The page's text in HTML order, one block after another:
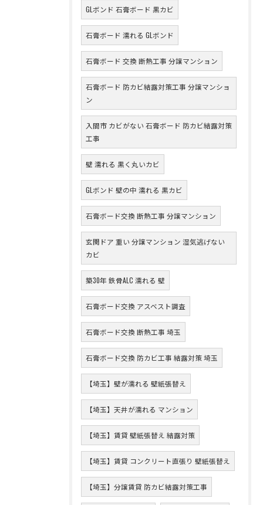
GLボンド 石膏ボード 黒カビ
石膏ボード 濡れる GLボンド
石膏ボード 交換 断熱工事 分譲マンション
石膏ボード 防カビ結露対策工事 分譲マンショ
ン
入間市 カビがない 石膏ボード 防カビ結露対策
工事
壁 濡れる 黒く丸いカビ
GLボンド 壁の中 濡れる 黒カビ
石膏ボード交換 断熱工事 分譲マンション
玄関ドア 重い 分譲マンション 湿気逃げない
カビ
築30年 鉄骨ALC 濡れる 壁
石膏ボード交換 アスベスト調査
石膏ボード交換 断熱工事 埼玉
石膏ボード交換 防カビ工事 結露対策 埼玉
【埼玉】壁が濡れる 壁紙張替え
【埼玉】天井が濡れる マンション
【埼玉】賃貸 壁紙張替え 結露対策
【埼玉】賃貸 コンクリート直張り 壁紙張替え
【埼玉】分譲賃貸 防カビ結露対策工事